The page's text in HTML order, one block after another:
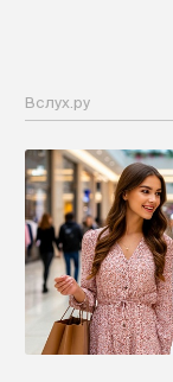
Вслух.ру